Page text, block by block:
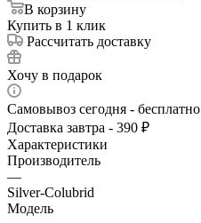
В корзину
Купить в 1 клик
Рассчитать доставку
Хочу в подарок
Самовывоз сегодня - бесплатно
Доставка завтра - 390 ₽
Характеристики
Производитель
—
Silver-Colubrid
Модель